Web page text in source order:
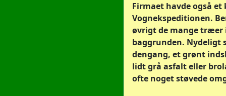
Firmaet havde også
Vognekspeditionen.
øvrigt de mange træer
baggrunden. Nydeligt
dengang, et grønt
lidt grå asfalt eller
ofte noget støvede